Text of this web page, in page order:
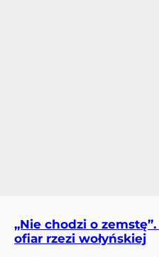
„Nie chodzi o
ofiar rzezi wołyńskiej